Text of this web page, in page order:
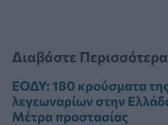
Διαβάστε Περισσότερα
ΕΟΔΥ: 180 κρούσματα
λεγεωναρίων στην
Μέτρα προστασίας